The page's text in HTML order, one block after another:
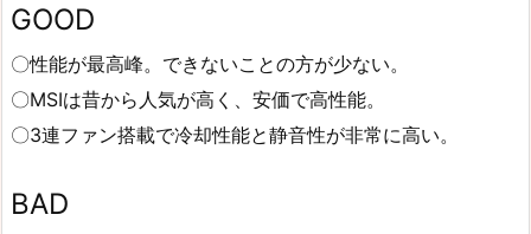
GOOD
〇性能が最高峰。できないことの方が少ない。
〇MSIは昔から人気が高く、安価で高性能。
〇3連ファン搭載で冷却性能と静音性が非常に高い。
BAD